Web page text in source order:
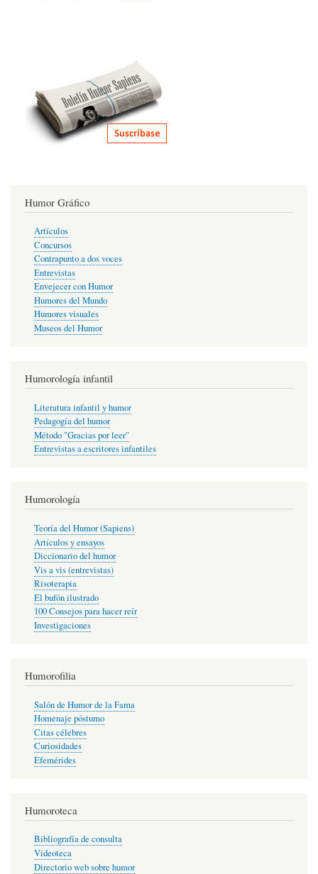
Humor Gráfico
Artículos
Concursos
Contrapunto a dos voces
Entrevistas
Envejecer con Humor
Humores del Mundo
Humores visuales
Museos del Humor
Humorología infantil
Literatura infantil y humor
Pedagogía del humor
Método "Gracias por leer"
Entrevistas a escritores infantiles
Humorología
Teoría del Humor (Sapiens)
Artículos y ensayos
Diccionario del humor
Vis a vis (entrevistas)
Risoterapia
El bufón ilustrado
100 Consejos para hacer reír
Investigaciones
Humorofilia
Salón de Humor de la Fama
Homenaje póstumo
Citas célebres
Curiosidades
Efemérides
Humoroteca
Bibliografía de consulta
Videoteca
Directorio web sobre humor